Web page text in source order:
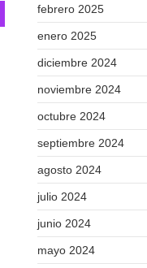
febrero 2025
enero 2025
diciembre 2024
noviembre 2024
octubre 2024
septiembre 2024
agosto 2024
julio 2024
junio 2024
mayo 2024